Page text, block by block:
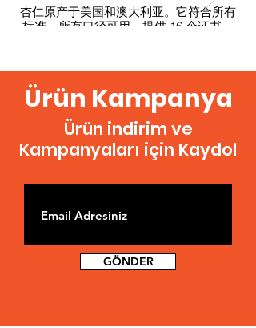
杏仁原产于美国和澳大利亚。它符合所有
标准。所有口径可用。提供 16 个证书。
Ürün Kampanya
Ürün indirim ve
Kampanyaları için Kaydol
GÖNDER